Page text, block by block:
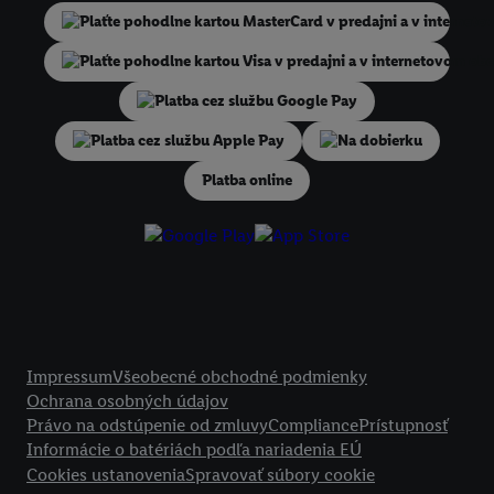
Na dobierku
Platba online
ImpressumVšeobecné obchodné podmienky
Ochrana osobných údajov
Právo na odstúpenie od zmluvyCompliancePrístupnosť
Informácie o batériách podľa nariadenia EÚ
Cookies ustanoveniaSpravovať súbory cookie
niekoľko koncových zariadení alebo používanie viacerých služieb
Lidl, pomocou vašej hashovanej e-mailovej adresy a prípadne ďalších
identifikátorov/identifikátorov, ktoré má spoločnosť Criteo SA k
Prispôsobiť" môžete povoliť jednotlivé účely a nájsť ďalšie
podmienkach spracúvania osobných údajov.
Kliknutím na možnosť "Odmietnuť" môžete povoliť iba používanie
technológií. Kliknutím na "Súhlasím " vyjadríte súhlas so spracúvaním
vyššie uvedené účely. Ďalšie informácie vrátane informácií o dobe
údajov a Vašom práve kedykoľvek odvolať súhlas s účinnosťou do
zásadách ochrany osobných údajov